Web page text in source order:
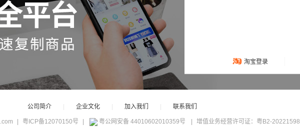
淘宝登录
公司简介 企业文化 加入我们 联系我们
粤ICP备12070150号 粤公网安备 44010602010359号 增值业务经营许可证：粤B2-20221598